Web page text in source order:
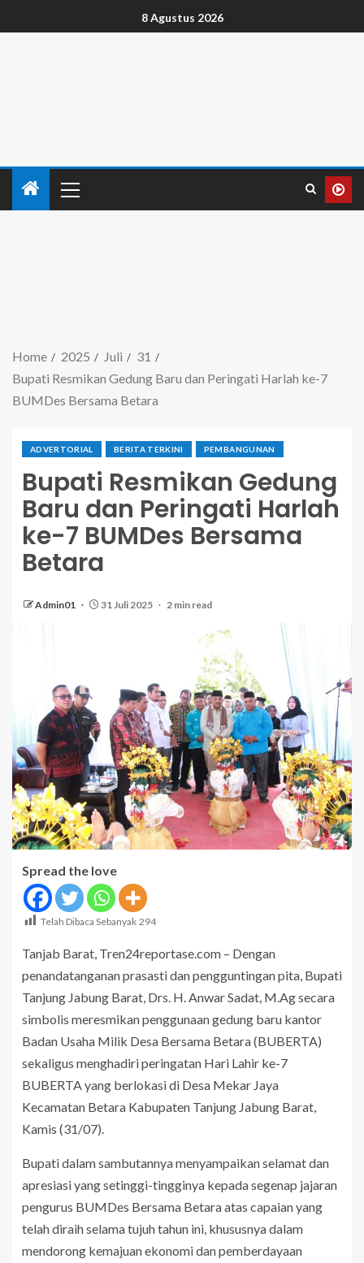
8 Agustus 2026
Home 2025 Juli
31
Bupati Resmikan Gedung Baru dan Peringati Harlah ke-7
BUMDes Bersama Betara
ADVERTORIAL BERITA TERKINI PEMBANGUNAN
Bupati Resmikan Gedung
Baru dan Peringati Harlah
ke-7 BUMDes Bersama
Betara
Admin01 31 Juli 2025 2 min read
Spread the love
Telah Dibaca Sebanyak 294
Tanjab Barat, Tren24reportase.com – Dengan
penandatanganan prasasti dan pengguntingan pita, Bupati
Tanjung Jabung Barat, Drs. H. Anwar Sadat, M.Ag secara
simbolis meresmikan penggunaan gedung baru kantor
Badan Usaha Milik Desa Bersama Betara (BUBERTA)
sekaligus menghadiri peringatan Hari Lahir ke-7
BUBERTA yang berlokasi di Desa Mekar Jaya
Kecamatan Betara Kabupaten Tanjung Jabung Barat,
Kamis (31/07).
Bupati dalam sambutannya menyampaikan selamat dan
apresiasi yang setinggi-tingginya kepada segenap jajaran
pengurus BUMDes Bersama Betara atas capaian yang
telah diraih selama tujuh tahun ini, khususnya dalam
mendorong kemajuan ekonomi dan pemberdayaan